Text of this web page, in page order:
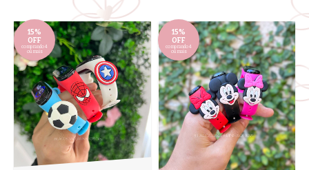
15%
OFF
comprando 4
ou mais
15%
OFF
comprando 4
ou mais